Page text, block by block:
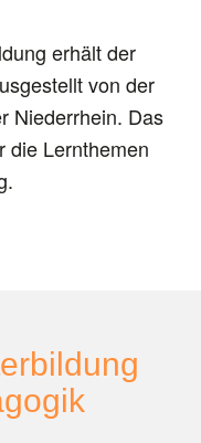
erhält der
von der
Niederrhein. Das
die Lernthemen